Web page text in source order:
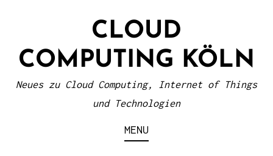
CLOUD
COMPUTING KÖLN
Neues zu Cloud Computing, Internet of Things
und Technologien
MENU